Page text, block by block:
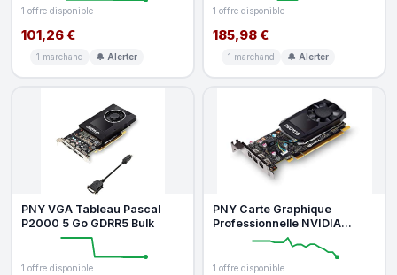
1 offre disponible
101,26 €
1 marchand 🔔 Alerter
1 offre disponible
185,98 €
1 marchand 🔔 Alerter
PNY VGA Tableau Pascal
P2000 5 Go GDRR5 Bulk
1 offre disponible
PNY Carte Graphique
Professionnelle NVIDIA
Quadro P400 (VCQP400-PB)
1 offre disponible